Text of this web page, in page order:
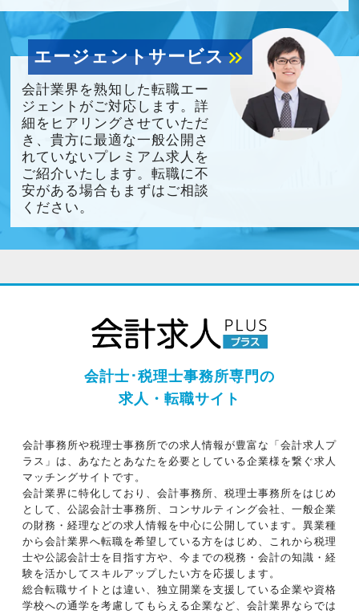
エージェントサービスkeyboard_double_arrow_right
会計業界を熟知した転職エー
ジェントがご対応します。詳
細をヒアリングさせていただ
き、貴方に最適な一般公開さ
れていないプレミアム求人を
ご紹介いたします。転職に不
安がある場合もまずはご相談
ください。
会計士･税理士事務所専門の
求人・転職サイト
会計事務所や税理士事務所での求人情報が豊富な「会計求人プ
ラス」は、あなたとあなたを必要としている企業様を繋ぐ求人
マッチングサイトです。
会計業界に特化しており、会計事務所、税理士事務所をはじめ
として、公認会計士事務所、コンサルティング会社、一般企業
の財務・経理などの求人情報を中心に公開しています。異業種
から会計業界へ転職を希望している方をはじめ、これから税理
士や公認会計士を目指す方や、今までの税務・会計の知識・経
験を活かしてスキルアップしたい方を応援します。
総合転職サイトとは違い、独立開業を支援している企業や資格
学校への通学を考慮してもらえる企業など、会計業界ならでは